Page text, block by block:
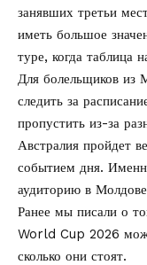
занявших третьи
иметь большое
туре, когда таблица
Для болельщиков из
следить за
пропустить из-за
Австралия пройдет
событием дня.
аудиторию в
Ранее мы писали о
World Cup 2026
сколько они стоят.